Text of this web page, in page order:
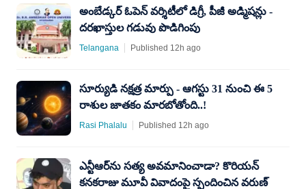
అంబేడ్కర్ ఓపెన్ వర్శిటీలో డిగ్రీ, పీజీ అడ్మిషన్లు -
దరఖాస్తుల గడువు పొడిగింపు
Telangana Published 12h ago
సూర్యుడి నక్షత్ర మార్పు - ఆగస్టు 31 నుంచి ఈ 5
రాశుల జాతకం మారబోతోంది..!
Rasi Phalalu Published 12h ago
ఎన్టీఆర్‌ను సత్య అవమానించాడా? కొరియన్
కనకరాజు మూవీ వివాదంపై స్పందించిన వరుణ్